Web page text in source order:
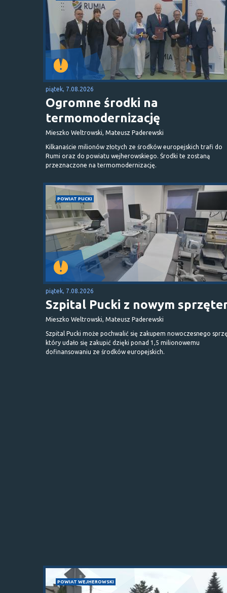
piątek, 7.08.2026
Ogromne środki na
termomodernizację
Mieszko Weltrowski, Mateusz Paderewski
Kilkanaście milionów złotych ze środków europejskich trafi do
Rumi oraz do powiatu wejherowskiego. Środki te zostaną
przeznaczone na termomodernizację.
POWIAT PUCKI
piątek, 7.08.2026
Szpital Pucki z nowym
Mieszko Weltrowski, Mateusz Paderewski
Szpital Pucki może pochwalić się zakupem nowoczesnego
który udało się zakupić dzięki ponad 1,5 milionowemu
dofinansowaniu ze środków europejskich.
POWIAT WEJHEROWSKI